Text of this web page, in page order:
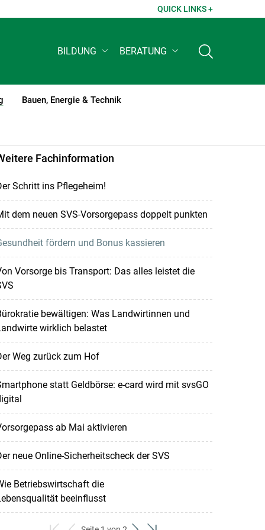
QUICK LINKS +
BILDUNG BERATUNG
(current)1
Bauen, Energie & Technik
Fachinformation
Schritt ins Pflegeheim!
dem neuen SVS-Vorsorgepass doppelt punkten
fördern und Bonus kassieren
Vorsorge bis Transport: Das alles leistet die
bewältigen: Was Landwirtinnen und
wirklich belastet
Weg zurück zum Hof
statt Geldbörse: e-card wird mit svsGO
ab Mai aktivieren
neue Online-Sicherheitscheck der SVS
Betriebswirtschaft die
beeinflusst